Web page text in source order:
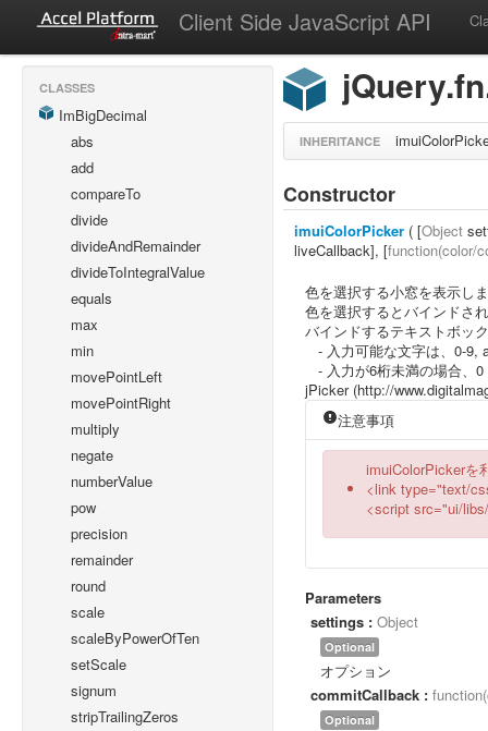
Client Side JavaScript API
CLASSES
ImBigDecimal
abs
add
compareTo
divide
divideAndRemainder
divideToIntegralValue
equals
max
min
movePointLeft
movePointRight
multiply
negate
numberValue
pow
precision
remainder
round
scale
scaleByPowerOfTen
setScale
signum
stripTrailingZeros
INHERITANCE
Constructor
imuiColorPicker ( [Object
liveCallback], [function(color/
色を選択する小窓を表示し
色を選択するとバインドさ
バインドするテキストボッ
- 入力可能な文字は、0-9,
- 入力が6桁未満の場合、
jPicker (http://
注意事項
imuiColorPickerを
<link type="text/
<script src="ui/
Parameters
settings : Object
Optional
オプション
commitCallback :
Optional